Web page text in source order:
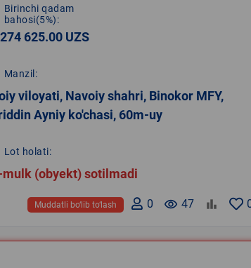
Birinchi qadam
bahosi(5%):
625.00 UZS
Manzil:
viloyati, Navoiy shahri, Binokor MFY,
Ayniy ko'chasi, 60m-uy
Lot holati:
(obyekt) sotilmadi
remove_red_eye 47
0
Muddatli bo‘lib to‘lash